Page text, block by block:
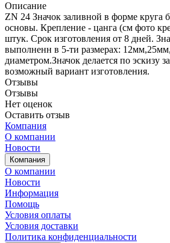
Описание
ZN 24 Значок заливной в форме круга
основы. Крепление - цанга (см фото
штук. Срок изготовления от 8 дней.
выполненн в 5-ти размерах:
диаметром.Значок делается по эскизу
возможный вариант изготовления.
Отзывы
Отзывы
Нет оценок
Оставить отзыв
Компания
О компании
Новости
Компания
О компании
Новости
Информация
Помощь
Условия оплаты
Условия доставки
Политика конфиденциальности